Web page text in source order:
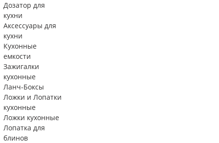
Дозатор для
кухни
Аксессуары для
кухни
Кухонные
емкости
Зажигалки
кухонные
Ланч-Боксы
Ложки и Лопатки
кухонные
Ложки кухонные
Лопатка для
блинов